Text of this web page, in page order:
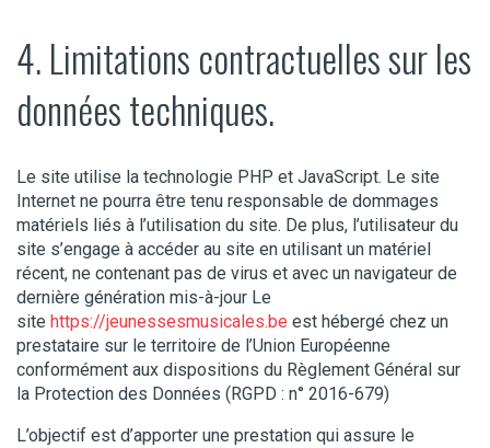
4. Limitations contractuelles sur les
données techniques.
Le site utilise la technologie PHP et JavaScript. Le site
Internet ne pourra être tenu responsable de dommages
matériels liés à l’utilisation du site. De plus, l’utilisateur du
site s’engage à accéder au site en utilisant un matériel
récent, ne contenant pas de virus et avec un navigateur de
dernière génération mis-à-jour Le
site https://jeunessesmusicales.be est hébergé chez un
prestataire sur le territoire de l’Union Européenne
conformément aux dispositions du Règlement Général sur
la Protection des Données (RGPD : n° 2016-679)
L’objectif est d’apporter une prestation qui assure le